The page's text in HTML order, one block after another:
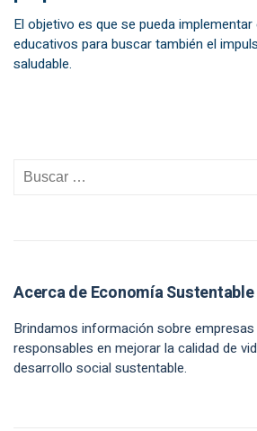
El objetivo es que se pueda
educativos para buscar también el
saludable.
Acerca de Economía Sustentable
Brindamos información sobre
responsables en mejorar la calidad de
desarrollo social sustentable.